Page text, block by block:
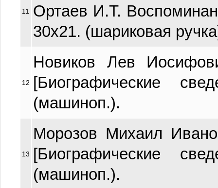
11
Ортаев И.Т.
30х21. (шариковая
12
Новиков Лев
[Биографические
(машиноп.).
13
Морозов Михаил
[Биографические
(машиноп.).